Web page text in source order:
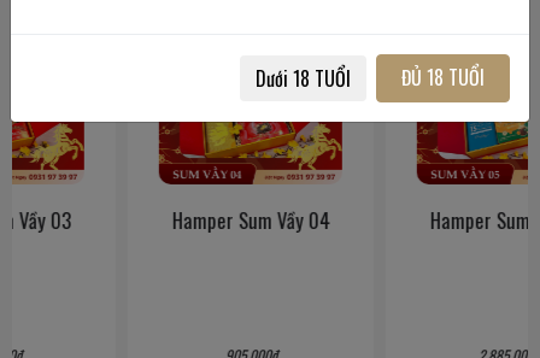
Hamper Sum Vầy 04
2026
Hamper Sum Vầy 05
Dưới 18 TUỔI ĐỦ 18 TUỔI